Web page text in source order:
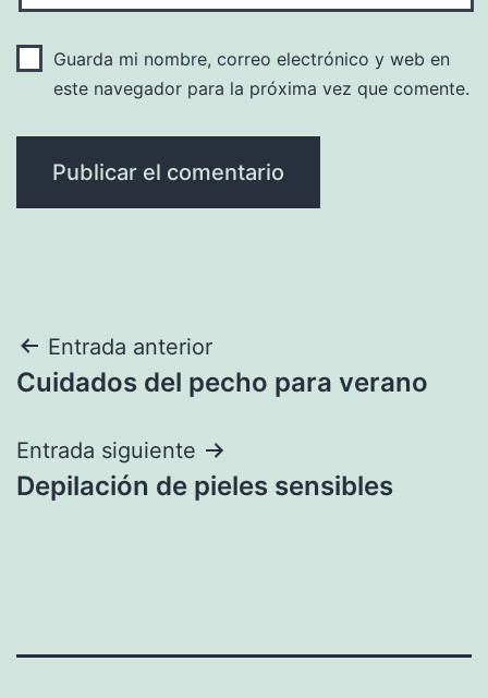
Guarda mi nombre, correo electrónico y web en
este navegador para la próxima vez que comente.
Navegación
de
entradas
Entrada anterior
Cuidados del pecho para verano
Entrada siguiente
Depilación de pieles sensibles